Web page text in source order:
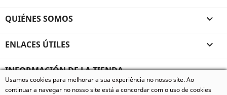
QUIÉNES SOMOS 
ENLACES ÚTILES 
INFORMACIÓN DE LA TIENDA
© 2026 - Vivum - Especializados em Animais Exóticos, todos
Usamos cookies para melhorar a sua experiência no nosso site. Ao
continuar a navegar no nosso site está a concordar com o uso de cookies